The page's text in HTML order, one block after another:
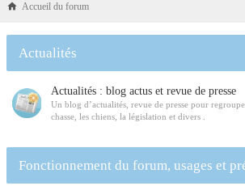
Accueil du forum
Actualités
Actualités : blog actus et revue de presse
Un blog d’actualités, revue de presse pour
chasse, les chiens, la législation et divers .
Fonctionnement du forum, usages et